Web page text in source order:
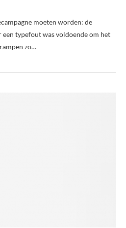
moeten worden: de
een typefout was voldoende om het
zo…